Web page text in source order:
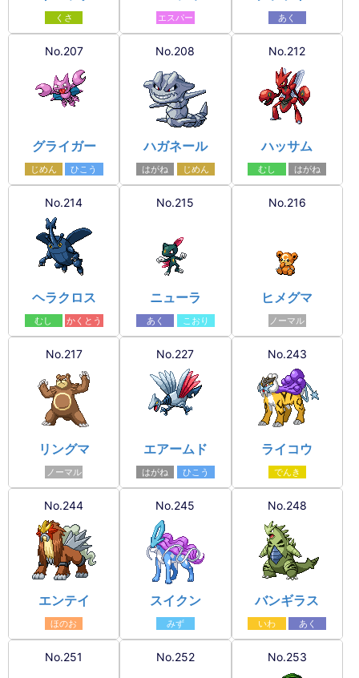
くさ エスパー あく
No.207
グライガー
じめん ひこう
No.208
ハガネール
はがね じめん
No.212
ハッサム
むし はがね
No.214
ヘラクロス
むし かくとう
No.215
ニューラ
あく こおり
No.216
ヒメグマ
ノーマル
No.217
リングマ
ノーマル
No.227
エアームド
はがね ひこう
No.243
ライコウ
でんき
No.244
エンテイ
ほのお
No.245
スイクン
みず
No.248
バンギラス
いわ あく
No.251 No.252 No.253